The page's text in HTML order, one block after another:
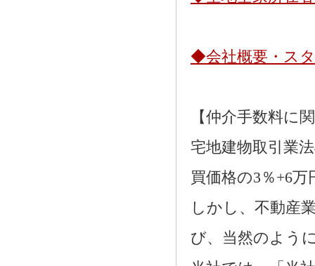
◆会社概要・ス
【仲介手数料に
宅地建物取引業
買価格の3％+6
しかし、不動産
び、当然のよう